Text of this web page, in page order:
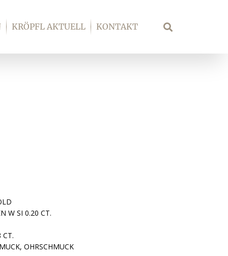
KRÖPFL AKTUELL KONTAKT Suche
W SI 0.20 CT.
CT.
OHRSCHMUCK